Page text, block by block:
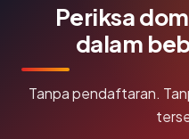
Periksa
dalam
Tanpa pendaftaran.